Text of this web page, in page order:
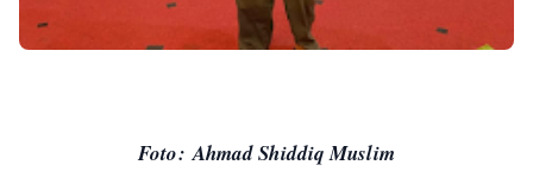
Foto: Ahmad Shiddiq Muslim